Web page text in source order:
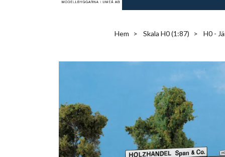
Hem Skala H0 (1:87) H0 -